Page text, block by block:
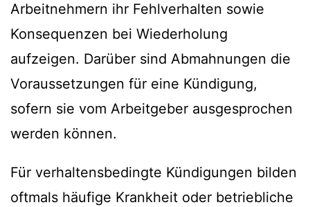
Arbeitnehmern ihr Fehlverhalten sowie
Konsequenzen bei Wiederholung
aufzeigen. Darüber sind Abmahnungen die
Voraussetzungen für eine Kündigung,
sofern sie vom Arbeitgeber ausgesprochen
werden können.
Für verhaltensbedingte Kündigungen bilden
oftmals häufige Krankheit oder betriebliche